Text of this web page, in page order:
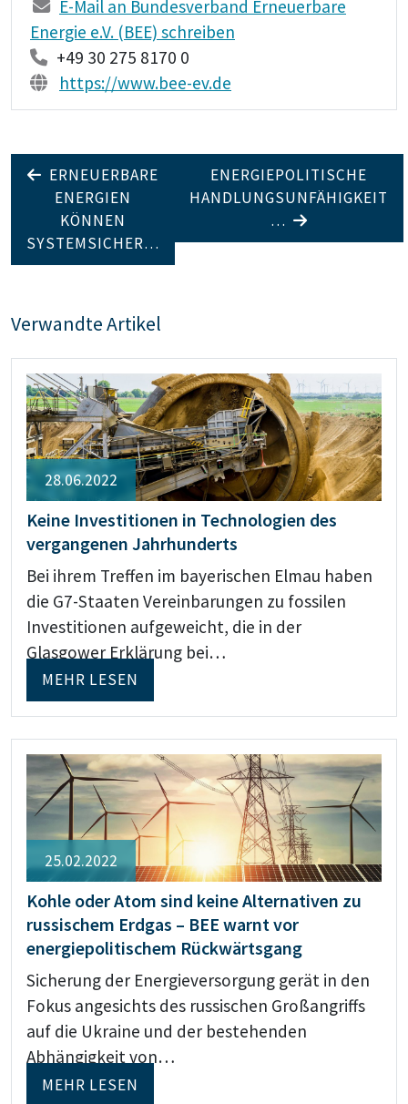
E-Mail an Bundesverband Erneuerbare
Energie e.V. (BEE) schreiben
+49 30 275 8170 0
https://www.bee-ev.de
ERNEUERBARE
ENERGIEN
KÖNNEN
SYSTEMSICHER…
ENERGIEPOLITISCHE
HANDLUNGSUNFÄHIGKEIT
…
Verwandte Artikel
28.06.2022
Keine Investitionen in Technologien des
vergangenen Jahrhunderts
Bei ihrem Treffen im bayerischen Elmau haben
die G7-Staaten Vereinbarungen zu fossilen
Investitionen aufgeweicht, die in der
Glasgower Erklärung bei…
MEHR LESEN
25.02.2022
Kohle oder Atom sind keine Alternativen zu
russischem Erdgas – BEE warnt vor
energiepolitischem Rückwärtsgang
Sicherung der Energieversorgung gerät in den
Fokus angesichts des russischen Großangriffs
auf die Ukraine und der bestehenden
Abhängigkeit von…
MEHR LESEN